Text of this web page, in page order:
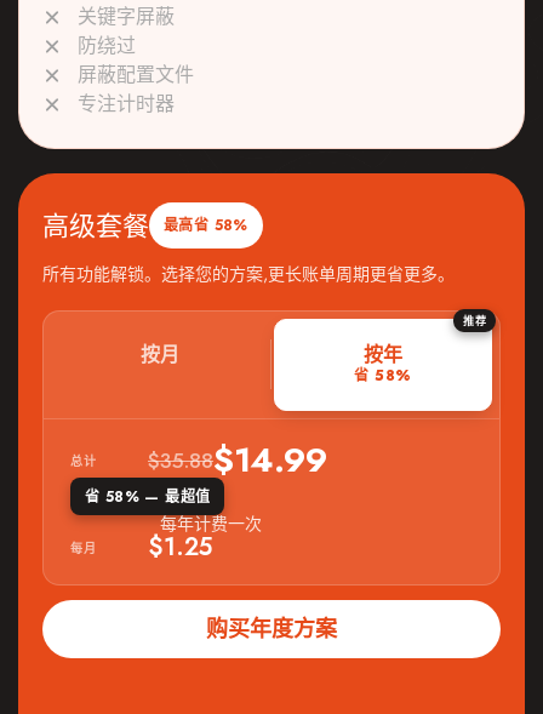
关键字屏蔽
防绕过
屏蔽配置文件
专注计时器
高级套餐 最高省 58%
所有功能解锁。选择您的方案,更长账单周期更省更多。
按月
推荐
按年
省 58%
总计 $35.88$14.99
省 58% — 最超值
每年计费一次
每月 $1.25
购买年度方案